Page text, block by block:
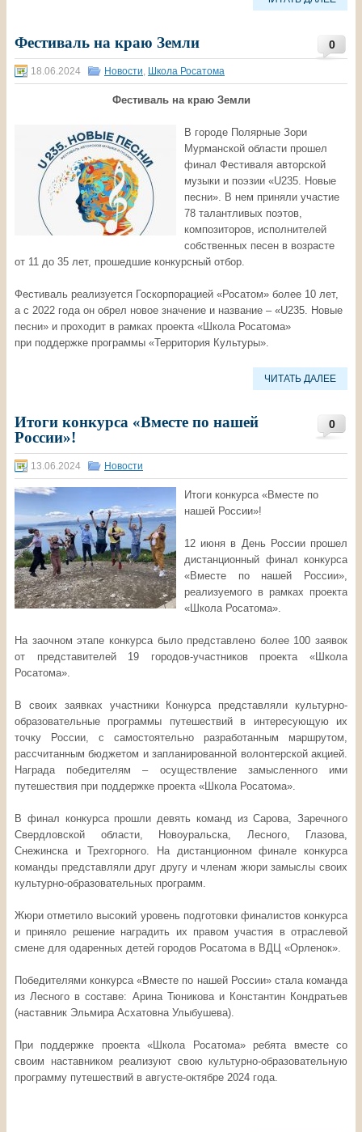
0
Фестиваль на краю Земли
18.06.2024 Новости, Школа Росатома
Фестиваль на краю Земли
В городе Полярные Зори
Мурманской области прошел
финал Фестиваля авторской
музыки и поэзии «U235. Новые
песни». В нем приняли участие
78 талантливых поэтов,
композиторов, исполнителей
собственных песен в возрасте
от 11 до 35 лет, прошедшие конкурсный отбор.
Фестиваль реализуется Госкорпорацией «Росатом» более 10 лет,
а с 2022 года он обрел новое значение и название – «U235. Новые
песни» и проходит в рамках проекта «Школа Росатома»
при поддержке программы «Территория Культуры».
ЧИТАТЬ ДАЛЕЕ
0
Итоги конкурса «Вместе по нашей
России»!
13.06.2024 Новости
Итоги конкурса «Вместе по
нашей России»!
12 июня в День России прошел
дистанционный финал конкурса
«Вместе по нашей России»,
реализуемого в рамках проекта
«Школа Росатома».
На заочном этапе конкурса было представлено более 100 заявок
от представителей 19 городов-участников проекта «Школа
Росатома».
В своих заявках участники Конкурса представляли культурно-
образовательные программы путешествий в интересующую их
точку России, с самостоятельно разработанным маршрутом,
рассчитанным бюджетом и запланированной волонтерской акцией.
Награда победителям – осуществление замысленного ими
путешествия при поддержке проекта «Школа Росатома».
В финал конкурса прошли девять команд из Сарова, Заречного
Свердловской области, Новоуральска, Лесного, Глазова,
Снежинска и Трехгорного. На дистанционном финале конкурса
команды представляли друг другу и членам жюри замыслы своих
культурно-образовательных программ.
Жюри отметило высокий уровень подготовки финалистов конкурса
и приняло решение наградить их правом участия в отраслевой
смене для одаренных детей городов Росатома в ВДЦ «Орленок».
Победителями конкурса «Вместе по нашей России» стала команда
из Лесного в составе: Арина Тюникова и Константин Кондратьев
(наставник Эльмира Асхатовна Улыбушева).
При поддержке проекта «Школа Росатома» ребята вместе со
своим наставником реализуют свою культурно-образовательную
программу путешествий в августе-октябре 2024 года.